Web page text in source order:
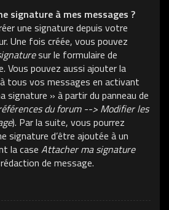
signature à mes messages ?
une signature depuis votre
Une fois créée, vous pouvez
sur le formulaire de
Vous pouvez aussi ajouter la
tous vos messages en activant
signature » à partir du panneau de
du forum --> Modifier les
). Par la suite, vous pourrez
signature d’être ajoutée à un
la case Attacher ma signature
de message.